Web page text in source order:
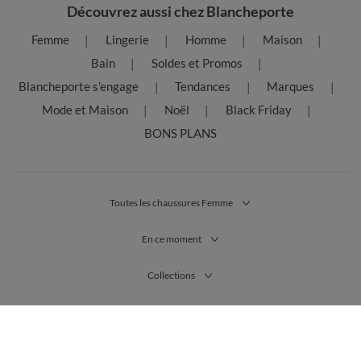
Découvrez aussi chez Blancheporte
Femme Lingerie Homme
Maison
Bain
Soldes et Promos
Blancheporte s’engage
Tendances
Marques
Mode et Maison
Noël
Black Friday
BONS PLANS
Toutes les chaussures Femme
En ce moment
Collections